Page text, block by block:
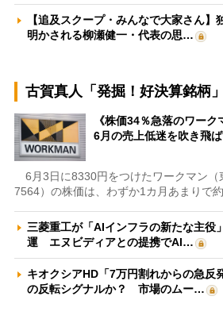
【追及スクープ・みんなで大家さん】
明かされる柳瀬健一・代表の思…
古賀真人「発掘！好決算銘柄」
《株価34％急落のワーク
6月の売上低迷を吹き飛
6月3日に8330円をつけたワークマン（
7564）の株価は、わずか1カ月あまりで
三菱重工が「AIインフラの新たな主役
運 エヌビディアとの提携でAI…
キオクシアHD「7万円割れからの急反
の反転シグナルか？ 市場のムー…